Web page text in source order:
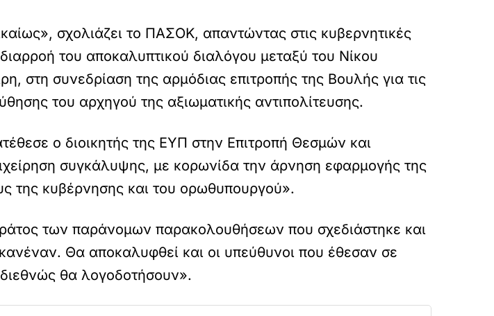
σχολιάζει το ΠΑΣΟΚ, απαντώντας στις κυβερνητικές
του αποκαλυπτικού διαλόγου μεταξύ του Νίκου
στη συνεδρίαση της αρμόδιας επιτροπής της Βουλής για τις
του αρχηγού της αξιωματικής αντιπολίτευσης.
ο διοικητής της ΕΥΠ στην Επιτροπή Θεσμών και
συγκάλυψης, με κορωνίδα την άρνηση εφαρμογής της
της κυβέρνησης και του ορωθυπουργού».
των παράνομων παρακολουθήσεων που σχεδιάστηκε και
Θα αποκαλυφθεί και οι υπεύθυνοι που έθεσαν σε
θα λογοδοτήσουν».